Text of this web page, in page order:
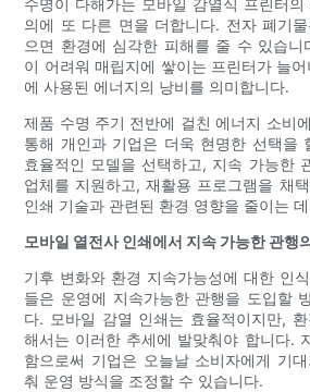
수명이 다해가는 모바일 감열식 프린터
의에 또 다른 면을 더합니다. 전자 폐기
으면 환경에 심각한 피해를 줄 수 있습
이 어려워 매립지에 쌓이는 프린터가 늘
에 사용된 에너지의 낭비를 의미합니다.
제품 수명 주기 전반에 걸친 에너지 소비
통해 개인과 기업은 더욱 현명한 선택을
효율적인 모델을 선택하고, 지속 가능한
업체를 지원하고, 재활용 프로그램을 채
인쇄 기술과 관련된 환경 영향을 줄이는
모바일 열전사 인쇄에서 지속 가능한 관행
기후 변화와 환경 지속가능성에 대한 인
들은 운영에 지속가능한 관행을 도입할
다. 모바일 감열 인쇄는 효율적이지만,
해서는 이러한 추세에 발맞춰야 합니다.
함으로써 기업은 오늘날 소비자에게 기
춰 운영 방식을 조정할 수 있습니다.